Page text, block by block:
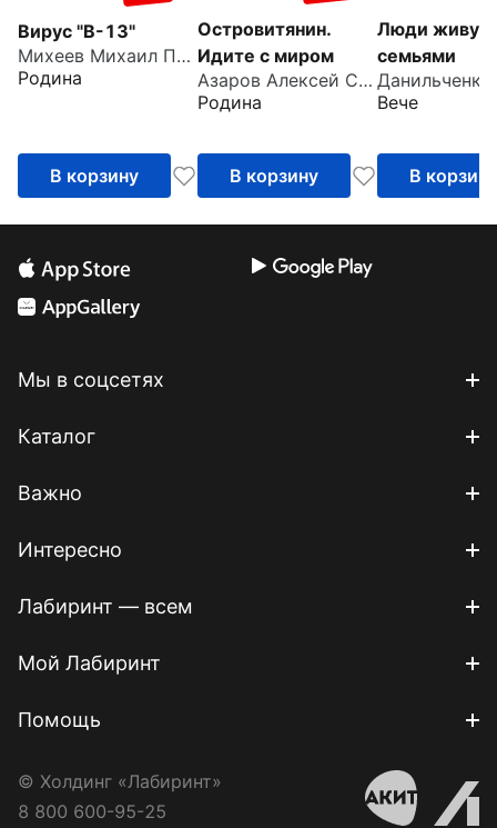
Вирус "В-13"
Михеев Михаил Петрович
Родина
В корзину
Островитянин.
Идите с миром
Азаров Алексей Сергеевич
Родина
В корзину
Люди живут
семьями
Вече
В корзину
Мы в соцсетях
Каталог
Важно
Интересно
Лабиринт — всем
Мой Лабиринт
Помощь
© Холдинг «Лабиринт»
8 800 600-95-25